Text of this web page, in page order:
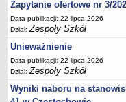
DEKLARACJA DOSTĘPNOŚCI
OŚWIADCZENIA MAJĄTKOWE
PONOWNE WYKORZYSTYWANIE
UDOSTĘPNIANIE INFORMACJI
OCHRONA DANYCH
Zapytanie ofertowe nr 3/
Data publikacji: 22 lipca 2026
Dział:Zespoły Szkół
Unieważnienie
Data publikacji: 22 lipca 2026
Dział:Zespoły Szkół
Wyniki naboru na